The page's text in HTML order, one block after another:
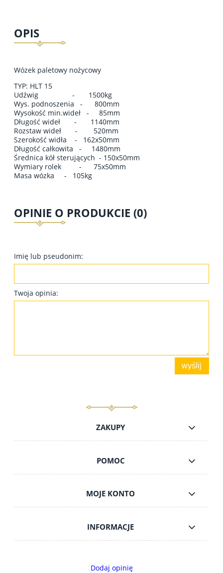
OPIS
Wózek paletowy nożycowy
TYP: HLT 15
Udźwig - 1500kg
Wys. podnoszenia - 800mm
Wysokość min.wideł - 85mm
Długość wideł - 1140mm
Rozstaw wideł - 520mm
Szerokość widła - 162x50mm
Długość całkowita - 1480mm
Średnica kół sterujących - 150x50mm
Wymiary rolek - 75x50mm
Masa wózka - 105kg
OPINIE O PRODUKCIE (0)
Imię lub pseudonim:
Twoja opinia:
wyślij
ZAKUPY
POMOC
MOJE KONTO
INFORMACJE
Dodaj opinię